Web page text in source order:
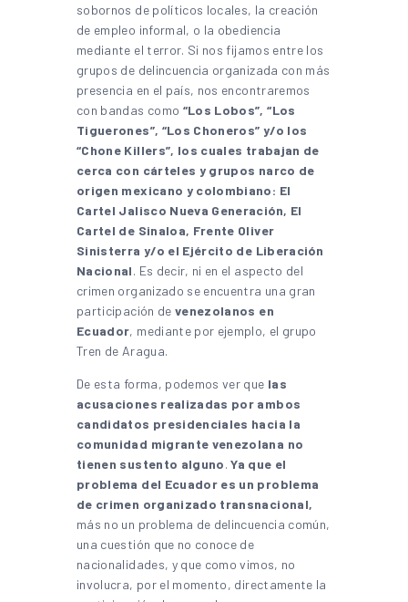
sobornos de políticos locales, la creación
de empleo informal, o la obediencia
mediante el terror. Si nos fijamos entre los
grupos de delincuencia organizada con más
presencia en el país, nos encontraremos
con bandas como “Los Lobos”, “Los
Tiguerones”, “Los Choneros” y/o los
“Chone Killers”, los cuales trabajan de
cerca con cárteles y grupos narco de
origen mexicano y colombiano: El
Cartel Jalisco Nueva Generación, El
Cartel de Sinaloa, Frente Oliver
Sinisterra y/o el Ejército de Liberación
Nacional. Es decir, ni en el aspecto del
crimen organizado se encuentra una gran
participación de venezolanos en
Ecuador, mediante por ejemplo, el grupo
Tren de Aragua.
De esta forma, podemos ver que las
acusaciones realizadas por ambos
candidatos presidenciales hacia la
comunidad migrante venezolana no
tienen sustento alguno.Ya que el
problema del Ecuador es un problema
de crimen organizado transnacional,
más no un problema de delincuencia común,
una cuestión que no conoce de
nacionalidades, y que como vimos, no
involucra, por el momento, directamente la